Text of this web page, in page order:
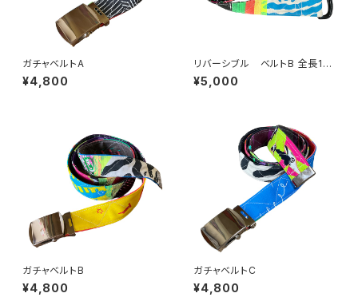
ガチャベルトA
¥4,800
リバーシブル ベルトB 全長115
cm 幅3.8cm
¥5,000
ガチャベルトB
¥4,800
ガチャベルトC
¥4,800